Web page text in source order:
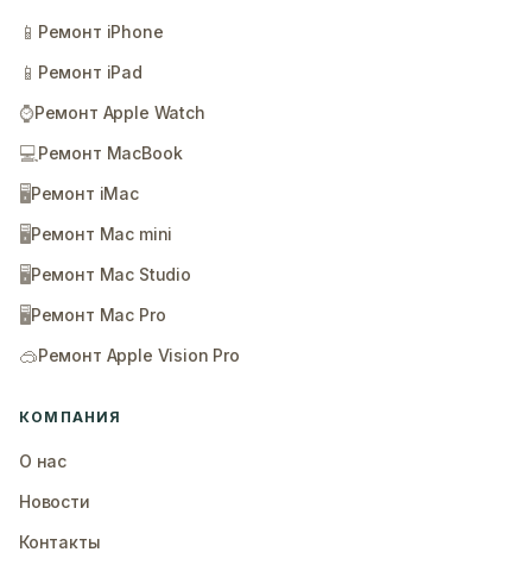
📱 Ремонт iPhone
📱 Ремонт iPad
⌚Ремонт Apple Watch
💻Ремонт MacBook
🖥️Ремонт iMac
🖥️Ремонт Mac mini
🖥️Ремонт Mac Studio
🖥️Ремонт Mac Pro
🥽Ремонт Apple Vision Pro
КОМПАНИЯ
О нас
Новости
Контакты